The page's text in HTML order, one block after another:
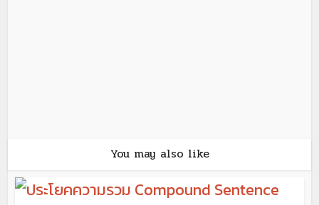
You may also like